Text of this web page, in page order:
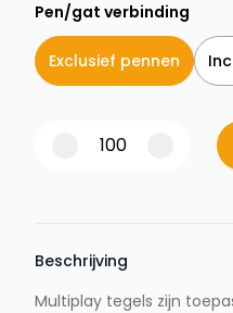
Pen/gat verbinding
Exclusief pennen
Beschrijving
Multiplay tegels zijn